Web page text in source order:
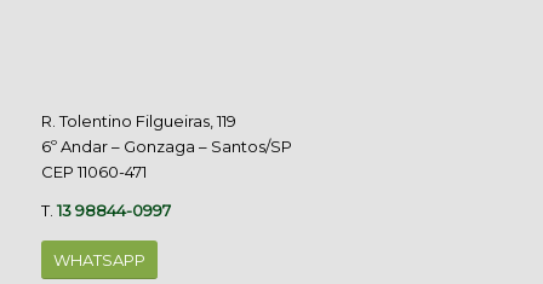
R. Tolentino Filgueiras, 119
6º Andar – Gonzaga – Santos/SP
CEP 11060-471
T.13 98844-0997
WHATSAPP